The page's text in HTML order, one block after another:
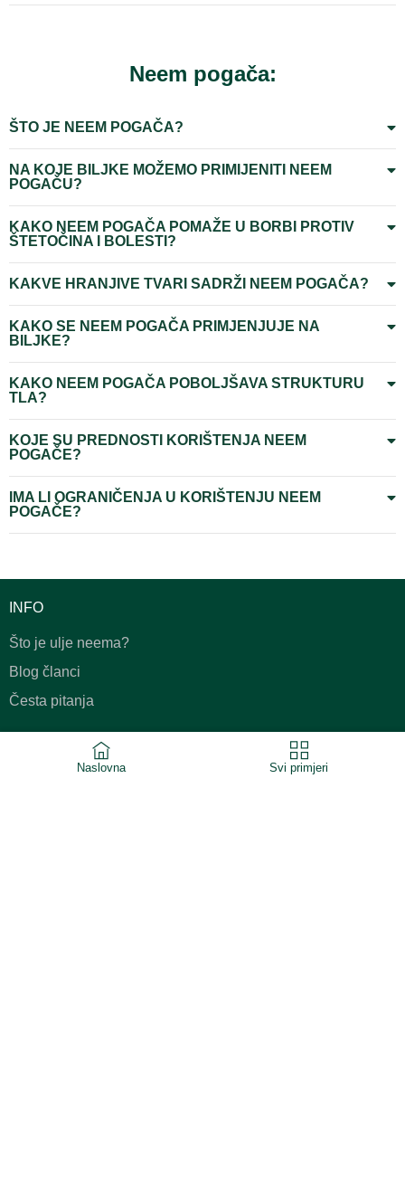
Naslovna Svi primjeri
Neem pogača:
ŠTO JE NEEM POGAČA?
NA KOJE BILJKE MOŽEMO PRIMIJENITI NEEM
POGAČU?
KAKO NEEM POGAČA POMAŽE U BORBI PROTIV
ŠTETOČINA I BOLESTI?
KAKVE HRANJIVE TVARI SADRŽI NEEM POGAČA?
KAKO SE NEEM POGAČA PRIMJENJUJE NA
BILJKE?
KAKO NEEM POGAČA POBOLJŠAVA STRUKTURU
TLA?
KOJE SU PREDNOSTI KORIŠTENJA NEEM
POGAČE?
IMA LI OGRANIČENJA U KORIŠTENJU NEEM
POGAČE?
INFO
Što je ulje neema?
Blog članci
Česta pitanja
UVJETI I PRAVILA